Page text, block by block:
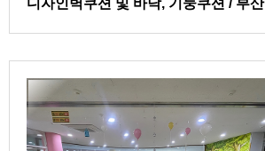
디자인벽쿠션 및 바닥, 기둥쿠션 / 부산